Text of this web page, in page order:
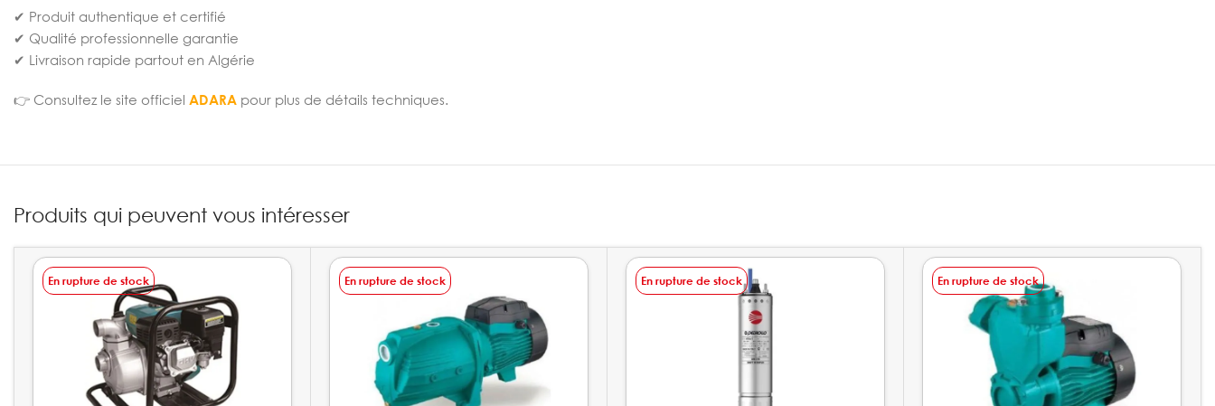
✔ Produit authentique et certifié
✔ Qualité professionnelle garantie
✔ Livraison rapide partout en Algérie
👉 Consultez le site officiel ADARA pour plus de détails techniques.
Produits qui peuvent vous intéresser
En rupture de stock En rupture de stock En rupture de stock En rupture de stock